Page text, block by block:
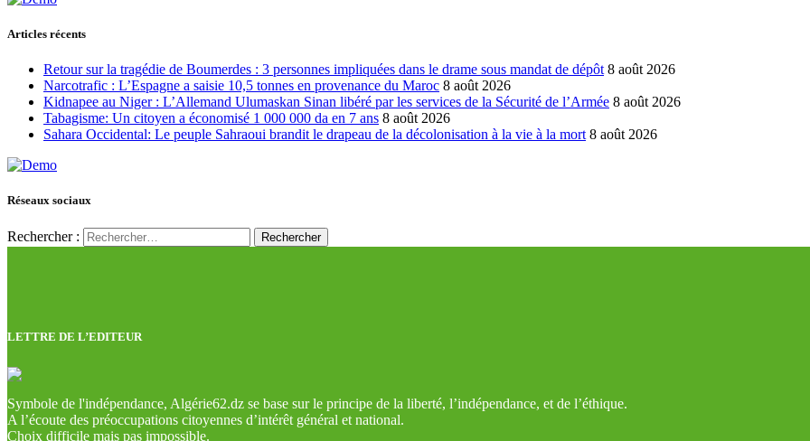
Articles récents
Retour sur la tragédie de Boumerdes : 3 personnes impliquées dans le drame sous mandat de dépôt 8 août 2026
Narcotrafic : L’Espagne a saisie 10,5 tonnes en provenance du Maroc 8 août 2026
Kidnapee au Niger : L’Allemand Ulumaskan Sinan libéré par les services de la Sécurité de l’Armée 8 août 2026
Tabagisme: Un citoyen a économisé 1 000 000 da en 7 ans 8 août 2026
Sahara Occidental: Le peuple Sahraoui brandit le drapeau de la décolonisation à la vie à la mort 8 août 2026
Réseaux sociaux
Rechercher :
LETTRE DE L’EDITEUR
Symbole de l'indépendance, Algérie62.dz se base sur le principe de la liberté, l’indépendance, et de l’éthique.
A l’écoute des préoccupations citoyennes d’intérêt général et national.
Choix difficile mais pas impossible.